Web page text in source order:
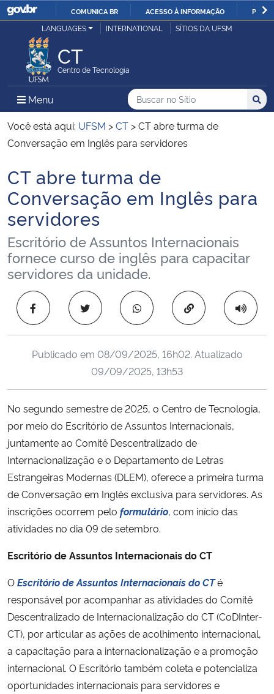
IR
COMUNICA BR ACESSO À INFORMAÇÃO
Ministério da Justiça e Segurança Pública
Ministério da Defesa
Ministério das Relações Exteriores
Ministério da Infraestrutura
Ministério da Agricultura, Pecuária e Abastecimento
Ministério da Educação
Ministério da Saúde
Ministério de Minas e Energia
Ministério do Meio Ambiente
Ministério do Turismo
Ministério do Desenvolvimento Regional
Controladoria-Geral da União
Secretaria de Governo
Gabinete de Segurança Institucional
Advocacia-Geral da União
LANGUAGES INTERNATIONAL SÍTIOS DA UFSM
CT
Centro de Tecnologia
Menu Menu Principal do Sítio
Busca
Buscar no no Sítio
Busca:
Você está aqui: UFSM >CT >CT abre turma de
Conversação em Inglês para servidores
Início do conteúdo
CT abre turma de
Conversação em Inglês para
servidores
Escritório de Assuntos Internacionais
fornece curso de inglês para capacitar
servidores da unidade.
Copiar para área
Publicado em 08/09/2025, 16h02. Atualizado
09/09/2025, 13h53
No segundo semestre de 2025, o Centro de Tecnologia,
por meio do Escritório de Assuntos Internacionais,
juntamente ao Comitê Descentralizado de
Internacionalização e o Departamento de Letras
Estrangeiras Modernas (DLEM), oferece a primeira turma
de Conversação em Inglês exclusiva para servidores. As
inscrições ocorrem pelo formulário, com início das
atividades no dia 09 de setembro.
Escritório de Assuntos Internacionais do CT
OEscritório de Assuntos Internacionais do CTé
responsável por acompanhar as atividades do Comitê
Descentralizado de Internacionalização do CT (CoDInter-
CT), por articular as ações de acolhimento internacional,
a capacitação para a internacionalização e a promoção
internacional. O Escritório também coleta e potencializa
oportunidades internacionais para servidores e